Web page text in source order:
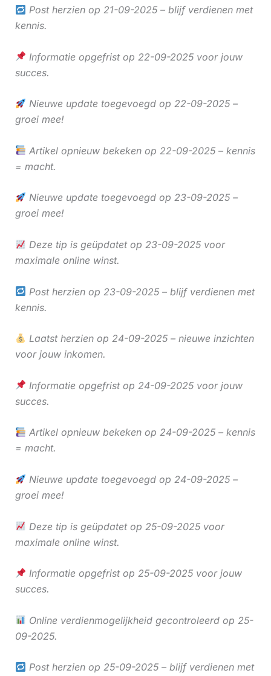
Post herzien op 21-09-2025 – blijf verdienen met
kennis.
Informatie opgefrist op 22-09-2025 voor jouw
succes.
Nieuwe update toegevoegd op 22-09-2025 –
groei mee!
Artikel opnieuw bekeken op 22-09-2025 – kennis
= macht.
Nieuwe update toegevoegd op 23-09-2025 –
groei mee!
Deze tip is geüpdatet op 23-09-2025 voor
maximale online winst.
Post herzien op 23-09-2025 – blijf verdienen met
kennis.
Laatst herzien op 24-09-2025 – nieuwe inzichten
voor jouw inkomen.
Informatie opgefrist op 24-09-2025 voor jouw
succes.
Artikel opnieuw bekeken op 24-09-2025 – kennis
= macht.
Nieuwe update toegevoegd op 24-09-2025 –
groei mee!
Deze tip is geüpdatet op 25-09-2025 voor
maximale online winst.
Informatie opgefrist op 25-09-2025 voor jouw
succes.
Online verdienmogelijkheid gecontroleerd op 25-
09-2025.
Post herzien op 25-09-2025 – blijf verdienen met